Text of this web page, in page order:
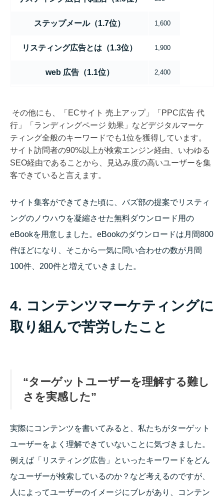
ステップメール（1.7位） 1,600
リスティング広告とは（1.3位） 1,900
web 広告（1.1位） 2,400
インフィード広告（1.0位） 3,600
その他にも、「ECサイト 売上アップ」「PPC広告 代
行」「ランディングページ 効果」などデジタルマーケ
ティング全般のキーワードでも1位を獲得しています。
サイト訪問者の90%以上が検索エンジン経由、いわゆる
SEO経由であることから、見込み度の高いユーザーを集
客できていると言えます。
サイト集客ができてきた頃に、バズ部の提案でリスティ
ングのノウハウを凝縮させた無料ダウンロード用の
eBookを用意しました。eBookのダウンロードは月間800
件ほどになり、そこから一気に問い合わせの数が月間
100件、200件と増えていきました。
4. コンテンツマーケティングに
取り組んで苦労したこと
“ターゲットユーザーを理解する難し
さを実感した”
実際にコンテンツを書いてみると、私たちがターゲット
ユーザーをよく理解できていないことに気づきました。
例えば「リスティング広告」といったキーワードをどん
なユーザーが検索しているのか？など考えるのですが、
人によってユーザーのイメージにブレがあり、コンテン